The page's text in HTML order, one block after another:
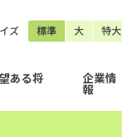
ズ 標準 大 特大
ある将 企業情
報